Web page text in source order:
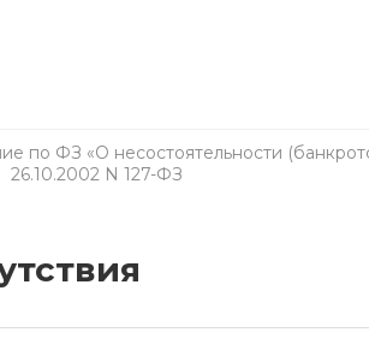
по ФЗ «О несостоятельности
26.10.2002 N 127-ФЗ